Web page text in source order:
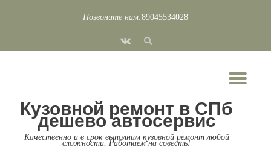
Позвоните нам:89045534028
fa-
Кузовной ремонт в СПб
дешево автосервис
Качественно и в срок выполним кузовной ремонт любой
сложности. Работаем на совесть!
*
*
*
*
*
*
*
*
*
*
*
*
*
*
*
*
*